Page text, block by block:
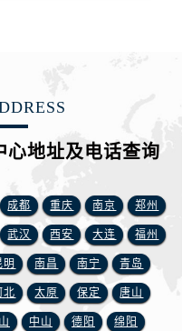
山西省长治市潞州区英雄中路浪琴售后服务中心（需提前预约）
天津市和平区赤峰道136号天津国际金融中心26层2603室浪琴售后服务中心（需提前预约）
安徽省安庆市迎江区人民路浪琴售后服务中心（需提前预约）
安徽省蚌埠市蚌山区淮河路浪琴售后服务中心（需提前预约）
安徽省亳州市谯城区魏武大道浪琴售后服务中心（需提前预约）
安徽省池州市贵池区长江路浪琴售后服务中心（需提前预约）
安徽省滁州市琅琊区南谯北路浪琴售后服务中心（需提前预约）
心地址及电话查询
成都 重庆 南京 郑州
武汉 西安 大连 福州
明 南昌 南宁 青岛
北 太原 保定 唐山
中山 德阳 绵阳